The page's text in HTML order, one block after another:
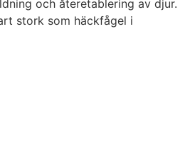
och återetablering av djur.
stork som häckfågel i